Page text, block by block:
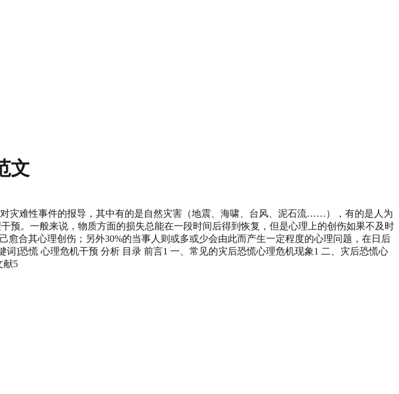
文
灾难性事件的报导，其中有的是自然灾害（地震、海啸、台风、泥石流……），有的是人为
。一般来说，物质方面的损失总能在一段时间后得到恢复，但是心理上的创伤如果不及时
合其心理创伤；另外30%的当事人则或多或少会由此而产生一定程度的心理问题，在日后
]恐慌 心理危机干预 分析 目录 前言1 一、常见的灾后恐慌心理危机现象1 二、灾后恐慌心
献5